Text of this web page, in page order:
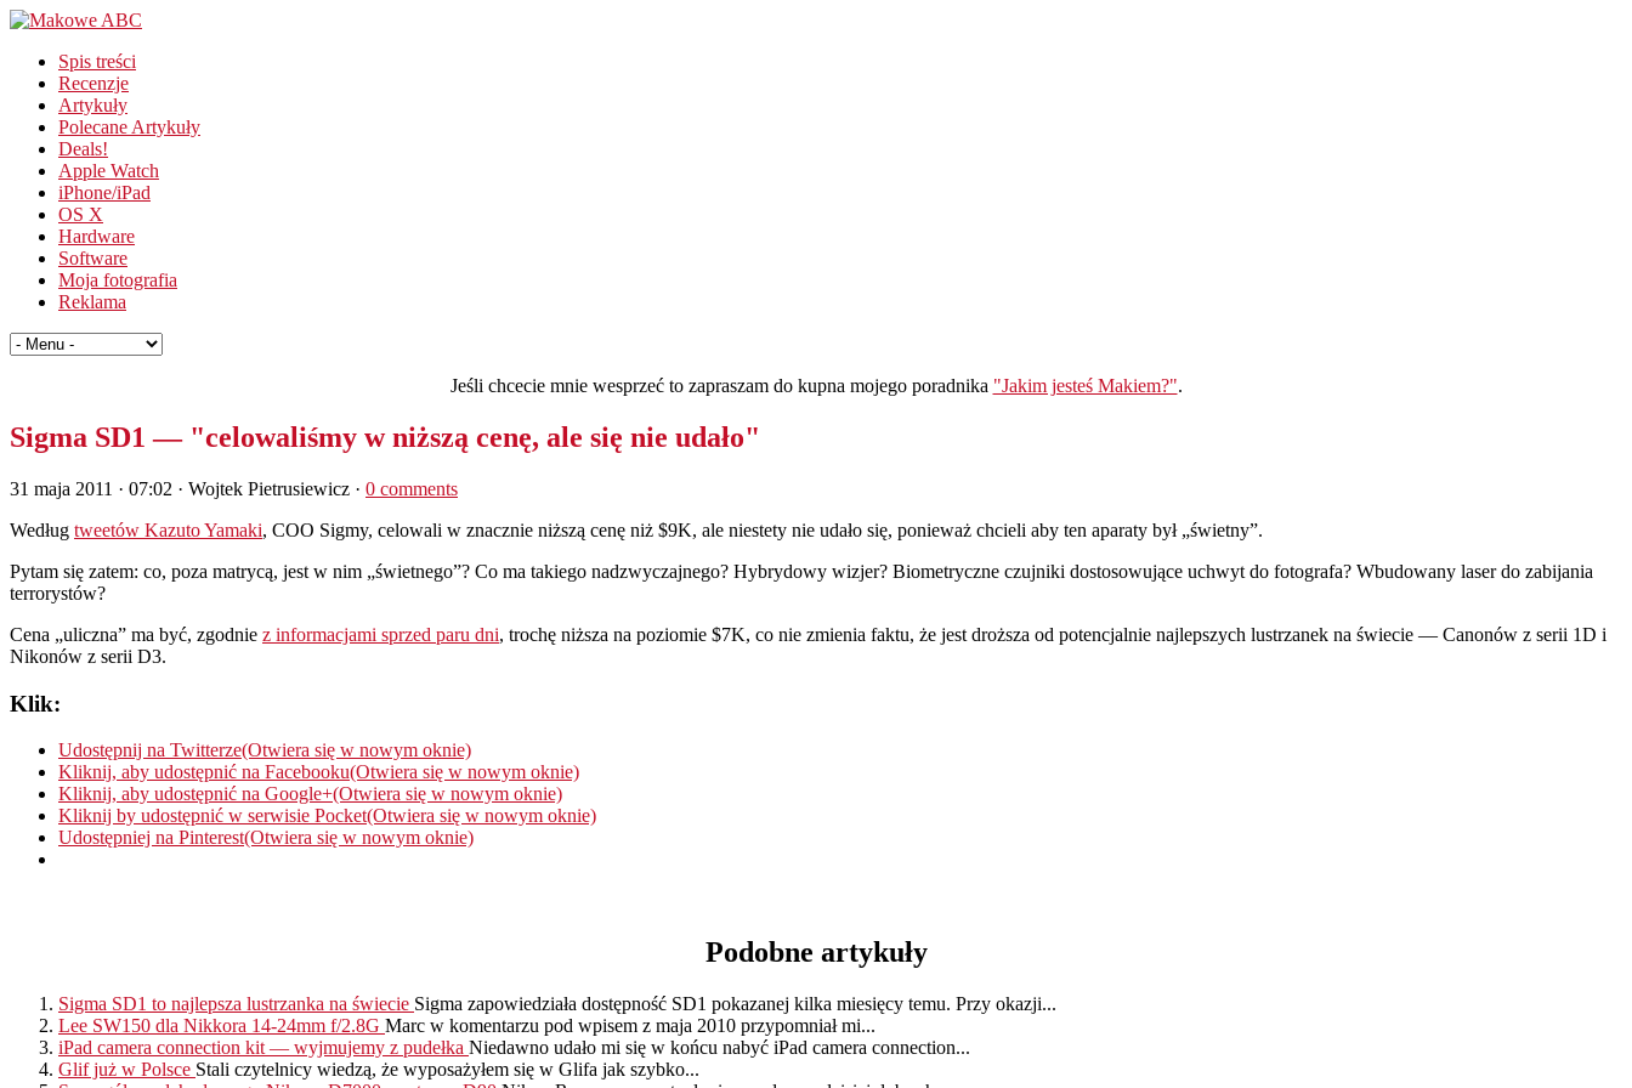
Spis treści
Recenzje
Artykuły
Polecane Artykuły
Deals!
Apple Watch
iPhone/iPad
OS X
Hardware
Software
Moja fotografia
Reklama
Jeśli chcecie mnie wesprzeć to zapraszam do kupna mojego poradnika "Jakim jesteś Makiem?".
Sigma SD1 — "celowaliśmy w niższą cenę, ale się nie udało"
31 maja 2011 · 07:02 · Wojtek Pietrusiewicz · 0 comments
Według tweetów Kazuto Yamaki, COO Sigmy, celowali w znacznie niższą cenę niż $9K, ale niestety nie udało się, ponieważ chcieli aby ten aparaty był „świetny”.
Pytam się zatem: co, poza matrycą, jest w nim „świetnego”? Co ma takiego nadzwyczajnego? Hybrydowy wizjer? Biometryczne czujniki dostosowujące uchwyt do fotografa? Wbudowany laser do zabijania
terrorystów?
Cena „uliczna” ma być, zgodnie z informacjami sprzed paru dni, trochę niższa na poziomie $7K, co nie zmienia faktu, że jest droższa od potencjalnie najlepszych lustrzanek na świecie — Canonów z serii 1D i
Nikonów z serii D3.
Klik:
Udostępnij na Twitterze(Otwiera się w nowym oknie)
Kliknij, aby udostępnić na Facebooku(Otwiera się w nowym oknie)
Kliknij, aby udostępnić na Google+(Otwiera się w nowym oknie)
Kliknij by udostępnić w serwisie Pocket(Otwiera się w nowym oknie)
Udostępniej na Pinterest(Otwiera się w nowym oknie)
Podobne artykuły
Sigma SD1 to najlepsza lustrzanka na świecie Sigma zapowiedziała dostępność SD1 pokazanej kilka miesięcy temu. Przy okazji...
Lee SW150 dla Nikkora 14-24mm f/2.8G Marc w komentarzu pod wpisem z maja 2010 przypomniał mi...
iPad camera connection kit — wyjmujemy z pudełka Niedawno udało mi się w końcu nabyć iPad camera connection...
Glif już w Polsce Stali czytelnicy wiedzą, że wyposażyłem się w Glifa jak szybko...